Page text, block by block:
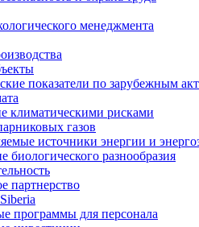
менеджмента
показатели по зарубежным
климатическими рисками
газов
источники энергии и
биологического разнообразия
партнерство
программы для персонала